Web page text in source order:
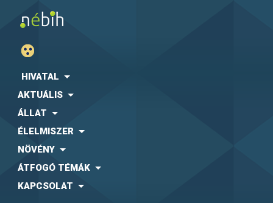
HIVATAL
AKTUÁLIS
ÁLLAT
ÉLELMISZER
NÖVÉNY
ÁTFOGÓ TÉMÁK
KAPCSOLAT